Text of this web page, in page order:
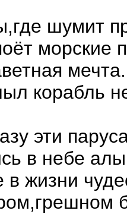
шумит
морские
мечта.
корабль
эти
в небе
жизни